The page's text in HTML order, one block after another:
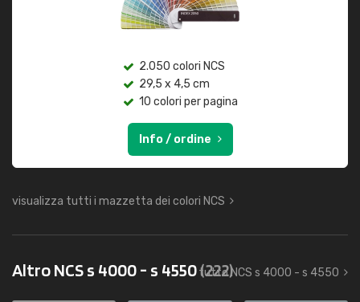
2.050 colori NCS
29,5 x 4,5 cm
10 colori per pagina
Info / ordine
visualizza tutti i mazzetta dei colori NCS
Altro NCS s 4000 - s 4550(222)
tutto NCS s 4000 - s 4550